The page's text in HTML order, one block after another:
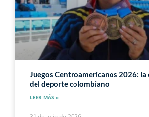
Juegos Centroamericanos 2026: la
del deporte colombiano
LEER MÁS »